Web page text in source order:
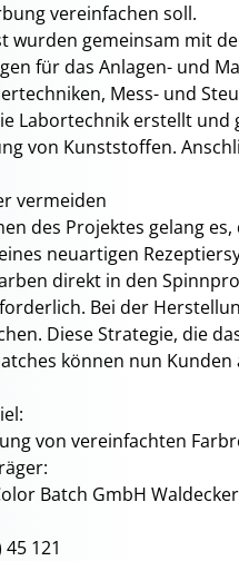
vereinfachen soll.
wurden gemeinsam mit
für das Anlagen- und
Mess- und
Labortechnik erstellt und
von Kunststoffen.
vermeiden
des Projektes gelang
neuartigen
direkt in den
Bei der
Diese Strategie, die
können nun
von vereinfachten
Batch GmbH
121